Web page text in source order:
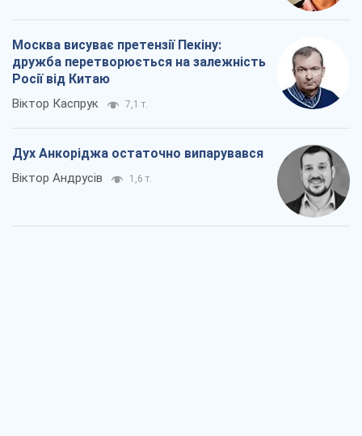
Москва висуває претензії Пекіну:
дружба перетворюється на залежність
Росії від Китаю
Віктор Каспрук 7,1 т.
Дух Анкоріджа остаточно випарувався
Віктор Андрусів 1,6 т.